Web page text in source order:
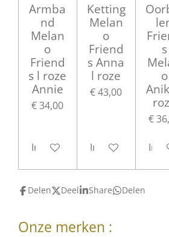
Armba
nd
Melan
o
Friend
s l roze
Annie
€ 34,00
In winkelwagen
Ketting
Melan
o
Friend
s Anna
l roze
€ 43,00
In winkelwagen
s
o
€
In
Delen Deel Share Delen
Onze merken :